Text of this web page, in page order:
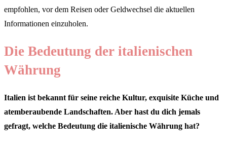
empfohlen, vor dem Reisen oder Geldwechsel die aktuellen
Informationen einzuholen.
Die Bedeutung der italienischen
Währung
Italien ist bekannt für seine reiche Kultur, exquisite Küche und
atemberaubende Landschaften. Aber hast du dich jemals
gefragt, welche Bedeutung die italienische Währung hat?